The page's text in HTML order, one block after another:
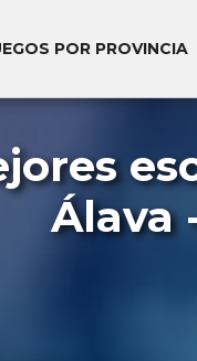
POR PROVINCIA
Álava